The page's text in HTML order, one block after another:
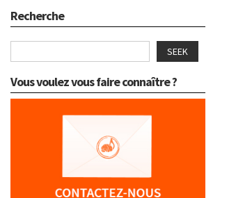
Recherche
SEEK
Vous voulez vous faire connaître ?